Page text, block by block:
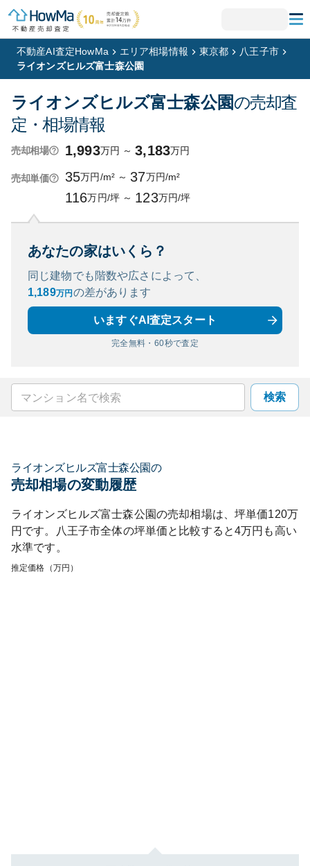
不動産AI査定HowMa エリア相場情報 東京都
八王子市
ライオンズヒルズ富士森公園
ライオンズヒルズ富士森公園の売却査
定・相場情報
売却相場 1,993万円 ～ 3,183万円
売却単価 35万円/m² ～ 37万円/m²
116万円/坪 ～ 123万円/坪
あなたの家はいくら？
同じ建物でも階数や広さによって、
1,189万円 の差があります
いますぐAI査定スタート
完全無料・60秒で査定
検索
ライオンズヒルズ富士森公園の
売却相場の変動履歴
ライオンズヒルズ富士森公園の売却相場は、坪単価120万
円です。
八王子市全体の坪単価と比較すると4万円も高い
水準です。
推定価格（万円）